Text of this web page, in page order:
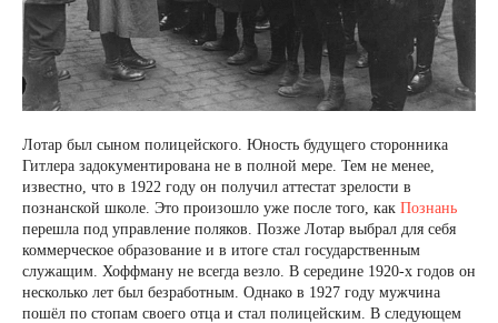
Лотар был сыном полицейского. Юность будущего сторонника
Гитлера задокументирована не в полной мере. Тем не менее,
известно, что в 1922 году он получил аттестат зрелости в
познанской школе. Это произошло уже после того, как Познань
перешла под управление поляков. Позже Лотар выбрал для себя
коммерческое образование и в итоге стал государственным
служащим. Хоффману не всегда везло. В середине 1920-х годов он
несколько лет был безработным. Однако в 1927 году мужчина
пошёл по стопам своего отца и стал полицейским. В следующем